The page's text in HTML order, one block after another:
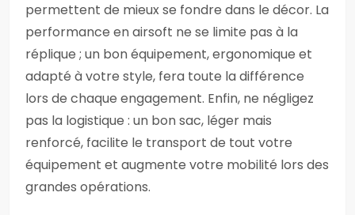
permettent de mieux se fondre dans le décor. La
performance en airsoft ne se limite pas à la
réplique ; un bon équipement, ergonomique et
adapté à votre style, fera toute la différence
lors de chaque engagement. Enfin, ne négligez
pas la logistique : un bon sac, léger mais
renforcé, facilite le transport de tout votre
équipement et augmente votre mobilité lors des
grandes opérations.